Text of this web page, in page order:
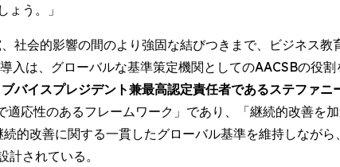
う。」
会的影響の間のより強固な結びつきまで、ビジネス教
は、グローバルな基準策定機関としてのAACSBの役
バイスプレジデント兼最高認定責任者であるステファニ
応性のあるフレームワーク」であり、「継続的改善を
的改善に関する一貫したグローバル基準を維持しなが
されている。